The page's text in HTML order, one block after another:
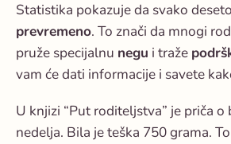
Statistika pokazuje da svako
prevremeno. To znači da mnogi
pruže specijalnu negu i traže
vam će dati informacije i savete
U knjizi “Put roditeljstva” je priča
nedelja. Bila je teška 750 grama.